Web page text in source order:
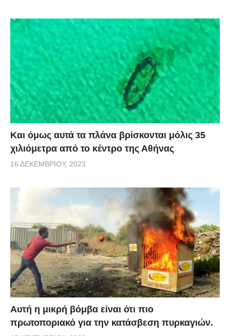
Και όμως αυτά τα πλάνα βρίσκονται μόλις 35
χιλιόμετρα από το κέντρο της Αθήνας
16 ΔΕΚΕΜΒΡΊΟΥ, 2023
Αυτή η μικρή βόμβα είναι ότι πιο
πρωτοποριακό για την κατάσβεση πυρκαγιών.